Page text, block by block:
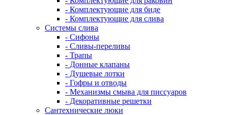
- Комплектующие для биде
- Комплектующие для слива
Системы слива
- Сифоны
- Сливы-переливы
- Трапы
- Донные клапаны
- Душевые лотки
- Гофры и отводы
- Механизмы смыва для писсуаров
- Декоративные решетки
Сантехнические люки